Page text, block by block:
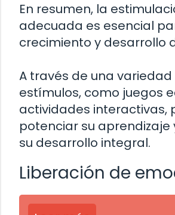
En resumen, la
adecuada es esencial
crecimiento y desarrollo
A través de una variedad
estímulos, como juegos
actividades interactivas,
potenciar su aprendizaje
su desarrollo integral.
Liberación de